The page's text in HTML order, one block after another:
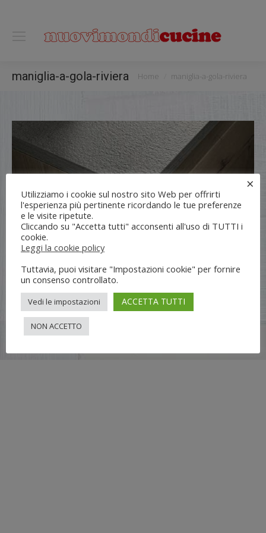
maniglia-a-gola-riviera You are here:
Home maniglia-a-gola-riviera
Flli UNIA s.n.c. | Lungo Dora Voghera 28/d Torino (10122) |
Utilizziamo i cookie sul nostro sito Web per offrirti
l'esperienza più pertinente ricordando le tue preferenze
e le visite ripetute.
Cliccando su "Accetta tutti" acconsenti all'uso di TUTTI i
cookie.
Leggi la cookie policy
×
Tuttavia, puoi visitare "Impostazioni cookie" per fornire
un consenso controllato.
Vedi le impostazioni ACCETTA TUTTI
NON ACCETTO